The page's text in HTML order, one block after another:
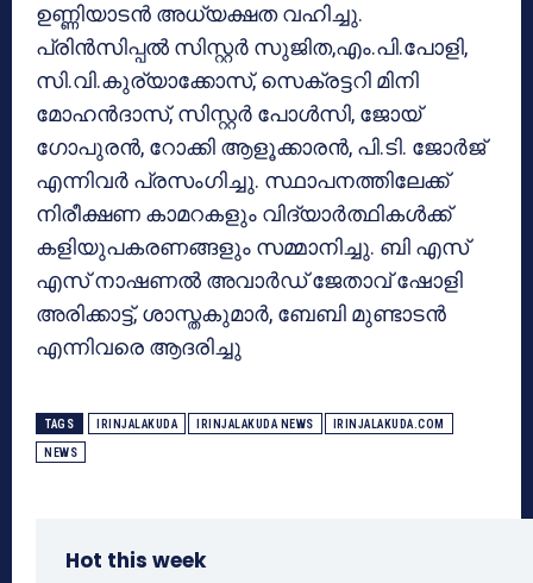
ഉണ്ണിയാടൻ അധ്യക്ഷത വഹിച്ചു.
പ്രിൻസിപ്പൽ സിസ്റ്റർ സുജിത,എം.പി.പോളി,
സി.വി.കുര്യാക്കോസ്, സെക്രട്ടറി മിനി
മോഹൻദാസ്, സിസ്റ്റർ പോൾസി, ജോയ്
ഗോപുരൻ, റോക്കി ആളൂക്കാരൻ, പി.ടി. ജോർജ്
എന്നിവർ പ്രസംഗിച്ചു. സ്ഥാപനത്തിലേക്ക്
നിരീക്ഷണ കാമറകളും വിദ്യാർത്ഥികൾക്ക്
കളിയുപകരണങ്ങളും സമ്മാനിച്ചു. ബി എസ്‌
എസ്‌ നാഷണൽ അവാർഡ് ജേതാവ് ഷോളി
അരിക്കാട്ട്, ശാസ്തകുമാർ, ബേബി മുണ്ടാടൻ
എന്നിവരെ ആദരിച്ചു
TAGS IRINJALAKUDA IRINJALAKUDA NEWS IRINJALAKUDA.COM
NEWS
Hot this week